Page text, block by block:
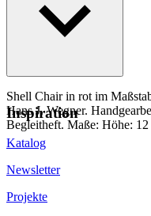
Shell Chair in rot im
Hans J. Wegner.
Begleitheft. Maße: Höhe:
Inspiration
Katalog
Newsletter
Projekte